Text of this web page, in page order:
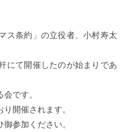
ス条約」の立役者、小村寿太
にて開催したのが始まりであ
です。
開催されます。
参加ください。